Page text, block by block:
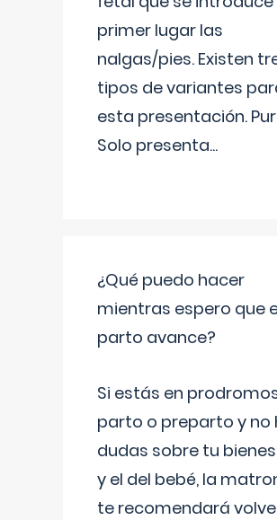
primer lugar las
nalgas/pies. Existen
tipos de variantes
esta presentación.
Solo presenta...
¿Qué puedo hacer
mientras espero que
parto avance?
Si estás en
parto o preparto y no
dudas sobre tu
y el del bebé, la
te recomendará